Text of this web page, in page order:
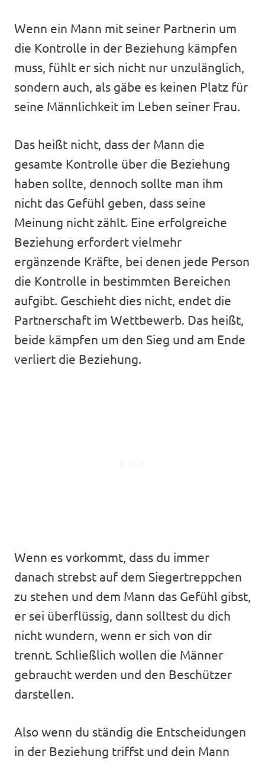
Wenn ein Mann mit seiner Partnerin um
die Kontrolle in der Beziehung kämpfen
muss, fühlt er sich nicht nur unzulänglich,
sondern auch, als gäbe es keinen Platz für
seine Männlichkeit im Leben seiner Frau.
Das heißt nicht, dass der Mann die
gesamte Kontrolle über die Beziehung
haben sollte, dennoch sollte man ihm
nicht das Gefühl geben, dass seine
Meinung nicht zählt. Eine erfolgreiche
Beziehung erfordert vielmehr
ergänzende Kräfte, bei denen jede Person
die Kontrolle in bestimmten Bereichen
aufgibt. Geschieht dies nicht, endet die
Partnerschaft im Wettbewerb. Das heißt,
beide kämpfen um den Sieg und am Ende
verliert die Beziehung.
Wenn es vorkommt, dass du immer
danach strebst auf dem Siegertreppchen
zu stehen und dem Mann das Gefühl gibst,
er sei überflüssig, dann solltest du dich
nicht wundern, wenn er sich von dir
trennt. Schließlich wollen die Männer
gebraucht werden und den Beschützer
darstellen.
Also wenn du ständig die Entscheidungen
in der Beziehung triffst und dein Mann